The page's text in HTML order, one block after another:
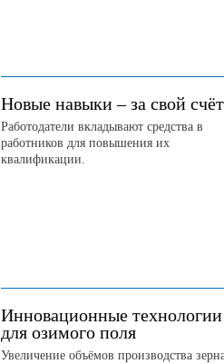
Новые навыки – за свой счёт
Работодатели вкладывают средства в
работников для повышения их
квалификации.
Инновационные технологии
для озимого поля
Увеличение объёмов производства